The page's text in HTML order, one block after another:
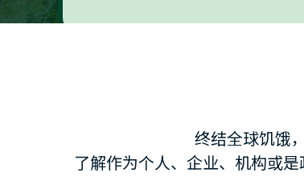
终结全球饥饿
了解作为个人、企业、机构或